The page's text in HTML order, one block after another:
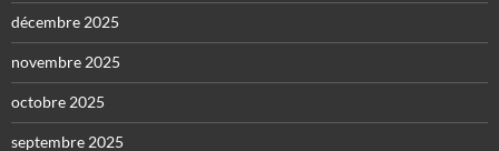
décembre 2025
novembre 2025
octobre 2025
septembre 2025